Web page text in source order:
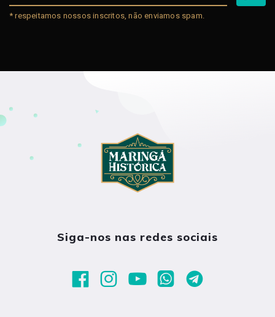
* respeitamos nossos inscritos, não enviamos spam.
Siga-nos nas redes sociais